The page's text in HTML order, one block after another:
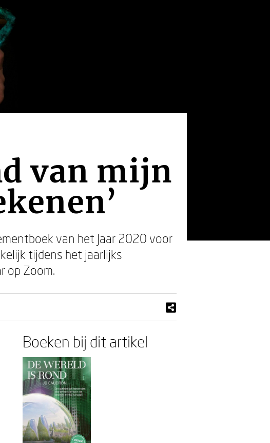
van mijn
van het Jaar 2020 voor
tijdens het jaarlijks
op Zoom.
Boeken bij dit artikel